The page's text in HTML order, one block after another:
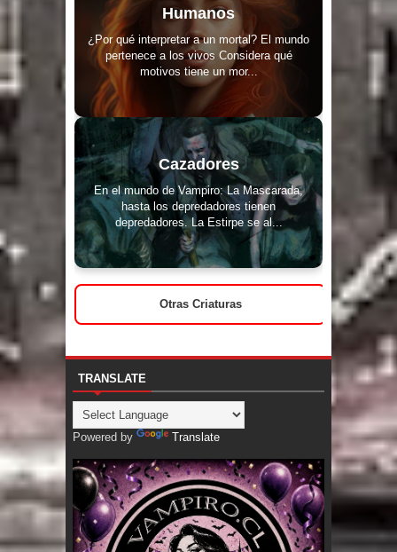
Humanos
¿Por qué interpretar a un mortal? El mundo
pertenece a los vivos Considera qué
motivos tiene un mor...
Cazadores
En el mundo de Vampiro: La Mascarada,
hasta los depredadores tienen
depredadores. La Estirpe se al...
Otras Criaturas
TRANSLATE
Powered by Translate